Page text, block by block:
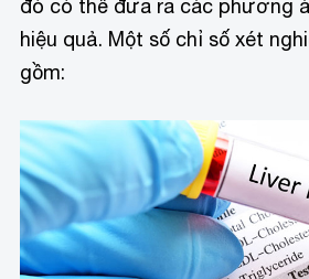
đó có thể đưa ra các phương
hiệu quả. Một số chỉ số xét
gồm: